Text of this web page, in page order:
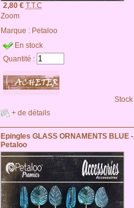
2,80 € T.T.C
Zoom
Marque : Petaloo
En stock
Quantité :
Stock
+ de détails
Epingles GLASS ORNAMENTS BLUE -
Petaloo